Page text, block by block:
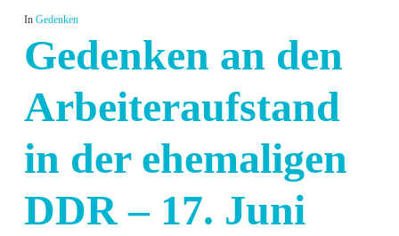
In Gedenken
Gedenken an den
Arbeiteraufstand
in der ehemaligen
DDR – 17. Juni